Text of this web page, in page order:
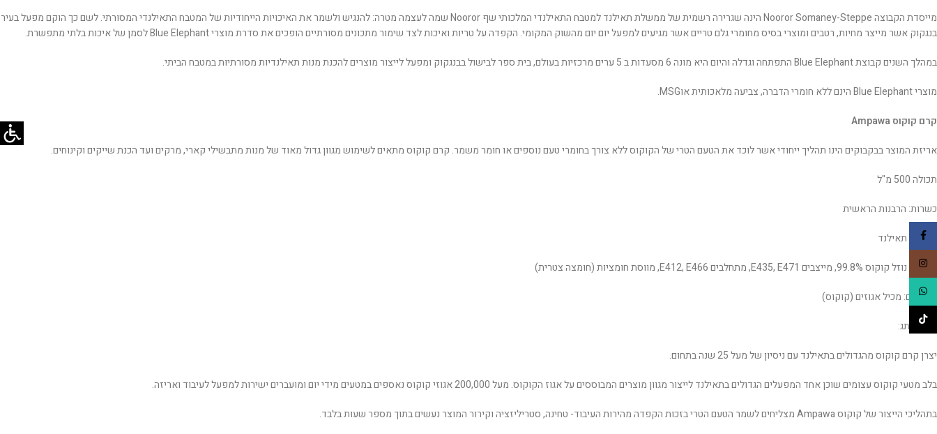
מייסדת הקבוצה Nooror Somaney-Steppe הינה שגרירה רשמית של ממשלת תאילנד למטבח התאילנדי המלכותי שף Nooror שמה לעצמה מטרה: להנגיש ולשמר את האיכויות הייחודיות של המטבח התאילנדי המסורתי. לשם כך הוקם מפעל בעיר
בנגקוק אשר מייצר מחיות, רטבים ומוצרי בסיס מחומרי גלם טריים אשר מגיעים למפעל יום יום מהשוק המקומי. הקפדה על טריות ואיכות לצד שימור מתכונים מסורתיים הופכים את סדרת מוצרי Blue Elephant לסמן של איכות בלתי מתפשרת.
במהלך השנים קבוצת Blue Elephant התפתחה וגדלה והיום היא מונה 6 מסעדות ב 5 ערים מרכזיות בעולם, בית ספר לבישול בבנגקוק ומפעל לייצור מוצרים להכנת מנות תאילנדיות מסורתיות במטבח הביתי.
מוצרי Blue Elephant הינם ללא חומרי הדברה, צביעה מלאכותית אוMSG.
קרם קוקוס Ampawa
אריזת המוצר בבקבוקים הינו תהליך ייחודי אשר לוכד את הטעם הטרי של הקוקוס ללא צורך בחומרי טעם נוספים או חומר משמר. קרם קוקוס מתאים לשימוש מגוון גדול מאוד של מנות מתבשילי קארי, מרקים ועד הכנת שייקים וקינוחים.
תכולה 500 מ"ל
כשרות: הרבנות הראשית
תוצרת: תאילנד
רכיבים: נוזל קוקוס 99.8%, מייצבים E435, E471, מתחלבים E412, E466, מווסת חומציות (חומצה צטרית)
אלרגנים: מכיל אגוזים (קוקוס)
על המותג:
יצרן קרם קוקוס מהגדולים בתאילנד עם ניסיון של מעל 25 שנה בתחום.
בלב מטעי קוקוס עצומים שוכן אחד המפעלים הגדולים בתאילנד לייצור מגוון מוצרים המבוססים על אגוז הקוקוס. מעל 200,000 אגוזי קוקוס נאספים במטעים מידי יום ומועברים ישירות למפעל לעיבוד ואריזה.
בתהליכי הייצור של קוקוס Ampawa מצליחים לשמר הטעם הטרי בזכות הקפדה מהירות העיבוד- טחינה, סטריליזציה וקירור המוצר נעשים בתוך מספר שעות בלבד.
Facebook
Instagram
WhatsApp